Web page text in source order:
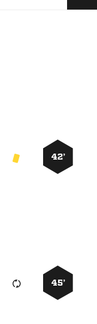
42’
45’